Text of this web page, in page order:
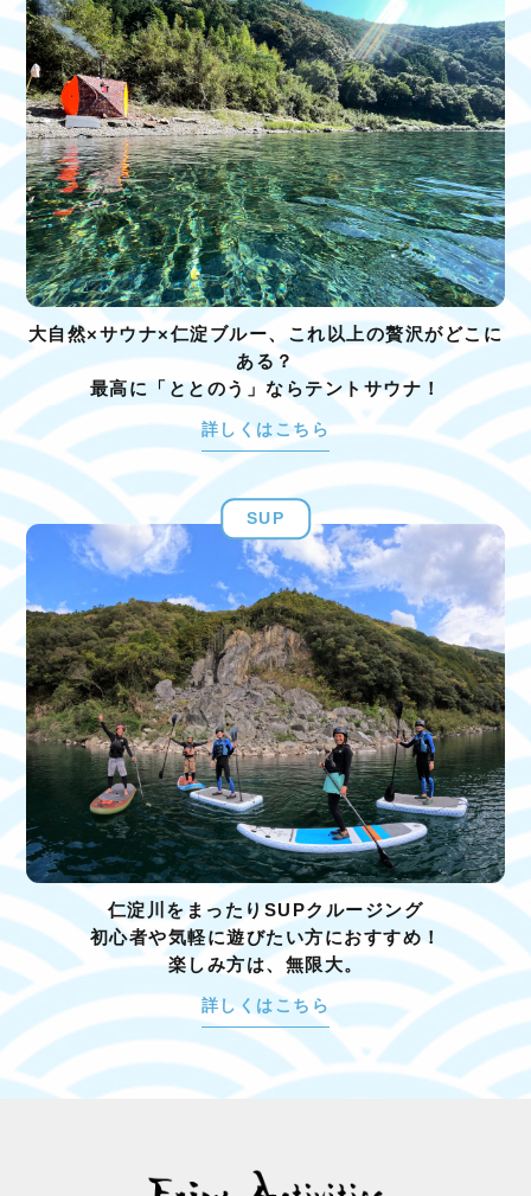
大自然×サウナ×仁淀ブルー、これ以上の贅沢がどこに
ある？
最高に「ととのう」ならテントサウナ！
詳しくはこちら
SUP
仁淀川をまったりSUPクルージング
初心者や気軽に遊びたい方におすすめ！
楽しみ方は、無限大。
詳しくはこちら